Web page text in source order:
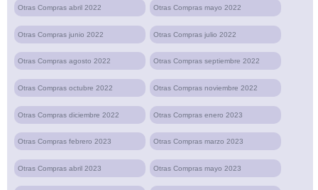
Otras Compras abril 2022 Otras Compras mayo 2022
Otras Compras junio 2022 Otras Compras julio 2022
Otras Compras agosto 2022 Otras Compras septiembre 2022
Otras Compras octubre 2022 Otras Compras noviembre 2022
Otras Compras diciembre 2022 Otras Compras enero 2023
Otras Compras febrero 2023 Otras Compras marzo 2023
Otras Compras abril 2023 Otras Compras mayo 2023